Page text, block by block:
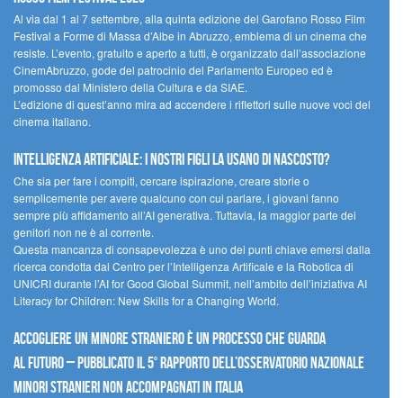
Al via dal 1 al 7 settembre, alla quinta edizione del Garofano Rosso Film
Festival a Forme di Massa d’Albe in Abruzzo, emblema di un cinema che
resiste. L’evento, gratuito e aperto a tutti, è organizzato dall’associazione
CinemAbruzzo, gode del patrocinio del Parlamento Europeo ed è
promosso dal Ministero della Cultura e da SIAE.
L’edizione di quest’anno mira ad accendere i riflettori sulle nuove voci del
cinema italiano.
Intelligenza artificiale: i nostri figli la usano di nascosto?
Che sia per fare i compiti, cercare ispirazione, creare storie o
semplicemente per avere qualcuno con cui parlare, i giovani fanno
sempre più affidamento all’AI generativa. Tuttavia, la maggior parte dei
genitori non ne è al corrente.
Questa mancanza di consapevolezza è uno dei punti chiave emersi dalla
ricerca condotta dal Centro per l’Intelligenza Artificale e la Robotica di
UNICRI durante l’AI for Good Global Summit, nell’ambito dell’iniziativa AI
Literacy for Children: New Skills for a Changing World.
Accogliere un minore straniero è un processo che guarda
al futuro – Pubblicato il 5° rapporto dell’Osservatorio Nazionale
Minori Stranieri Non Accompagnati in Italia